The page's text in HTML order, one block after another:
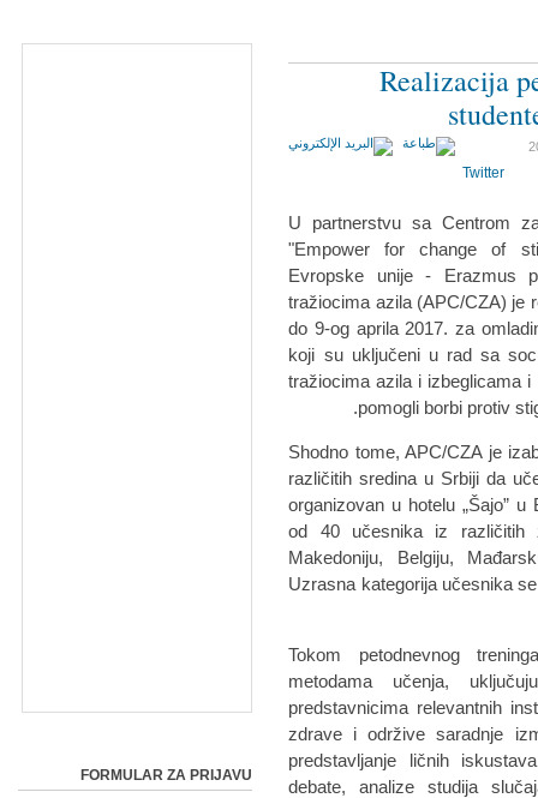
Realizacija
Twitter
U partnerstvu sa Centrom
"Empower for change of
Evropske unije - Erazmus
tražiocima azila (APC/CZA) je
do 9-og aprila 2017. za
koji su uključeni u rad sa
tražiocima azila i izbeglicama
pomogli borbi protiv
Shodno tome, APC/CZA je
različitih sredina u Srbiji da
organizovan u hotelu „Šajo”
od 40 učesnika iz različitih
Makedoniju, Belgiju,
Uzrasna kategorija učesnika
Tokom petodnevnog
metodama učenja,
predstavnicima relevantnih
zdrave i održive saradnje
predstavljanje ličnih
debate, analize studija
FORMULAR ZA PRIJAVU